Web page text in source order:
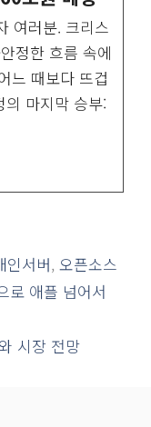
여러분. 크리스
정한 흐름 속에
느 때보다 뜨겁
마지막 승부:
인서버,오픈소스
로 애플 넘어서
시장 전망